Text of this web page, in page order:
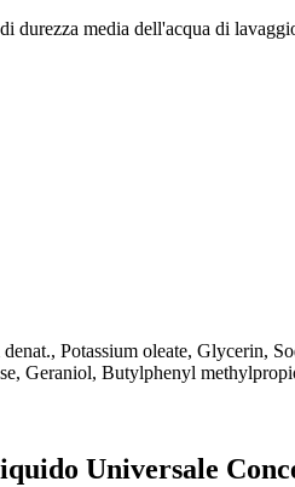
durezza media dell'acqua di
Potassium oleate, Glycerin,
Geraniol, Butylphenyl
Universale